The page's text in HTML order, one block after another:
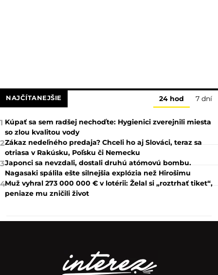
NAJČÍTANEJŠIE 24 hod 7 dní
1 Kúpať sa sem radšej nechoďte: Hygienici zverejnili miesta
so zlou kvalitou vody
2Zákaz nedeľného predaja? Chceli ho aj Slováci, teraz sa
otriasa v Rakúsku, Poľsku či Nemecku
3Japonci sa nevzdali, dostali druhú atómovú bombu.
Nagasaki spálila ešte silnejšia explózia než Hirošimu
4Muž vyhral 273 000 000 € v lotérii: Želal si „roztrhať tiket“,
peniaze mu zničili život